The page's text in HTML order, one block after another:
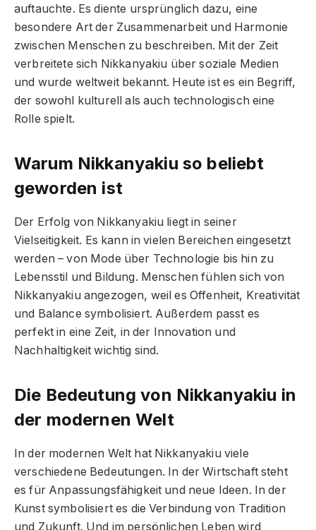
auftauchte. Es diente ursprünglich dazu, eine
besondere Art der Zusammenarbeit und Harmonie
zwischen Menschen zu beschreiben. Mit der Zeit
verbreitete sich Nikkanyakiu über soziale Medien
und wurde weltweit bekannt. Heute ist es ein Begriff,
der sowohl kulturell als auch technologisch eine
Rolle spielt.
Warum Nikkanyakiu so beliebt
geworden ist
Der Erfolg von Nikkanyakiu liegt in seiner
Vielseitigkeit. Es kann in vielen Bereichen eingesetzt
werden – von Mode über Technologie bis hin zu
Lebensstil und Bildung. Menschen fühlen sich von
Nikkanyakiu angezogen, weil es Offenheit, Kreativität
und Balance symbolisiert. Außerdem passt es
perfekt in eine Zeit, in der Innovation und
Nachhaltigkeit wichtig sind.
Die Bedeutung von Nikkanyakiu in
der modernen Welt
In der modernen Welt hat Nikkanyakiu viele
verschiedene Bedeutungen. In der Wirtschaft steht
es für Anpassungsfähigkeit und neue Ideen. In der
Kunst symbolisiert es die Verbindung von Tradition
und Zukunft. Und im persönlichen Leben wird